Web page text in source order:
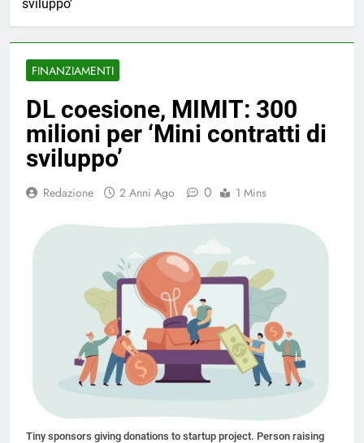
sviluppo’
FINANZIAMENTI
DL coesione, MIMIT: 300
milioni per ‘Mini contratti di
sviluppo’
Redazione 2 Anni Ago 0 1 Mins
Tiny sponsors giving donations to startup project. Person raising